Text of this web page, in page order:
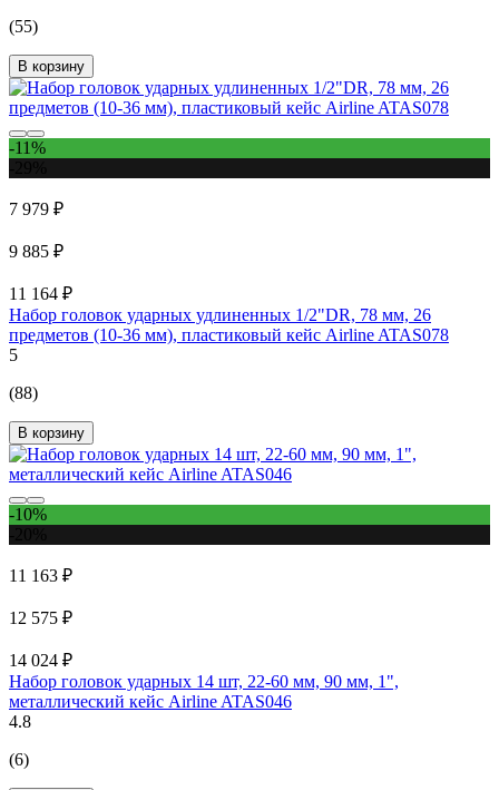
(55)
В корзину
-11%
7 979 ₽
9 885 ₽
11 164 ₽
Набор головок ударных удлиненных 1/2"DR, 78 мм, 26
предметов (10-36 мм), пластиковый кейс Airline ATAS078
5
(88)
В корзину
-10%
11 163 ₽
12 575 ₽
14 024 ₽
Набор головок ударных 14 шт, 22-60 мм, 90 мм, 1",
металлический кейс Airline ATAS046
4.8
(6)